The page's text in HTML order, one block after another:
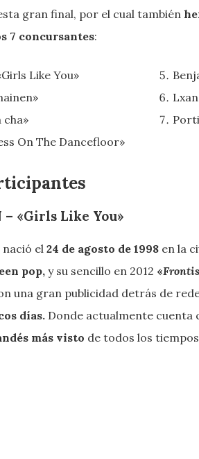
gran final, por el cual también
7 concursantes:
Like You»
cha»
On The Dancefloor»
– «Girls Like You»
el 24 de agosto de 1998 en la
pop, y su sencillo en 2012 «
una gran publicidad detrás de
días. Donde actualmente cuenta
más visto de todos los